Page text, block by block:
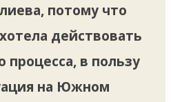
потому что
действовать
процесса, в пользу
на Южном